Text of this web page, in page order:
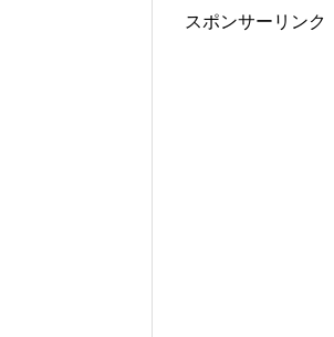
スポンサーリンク